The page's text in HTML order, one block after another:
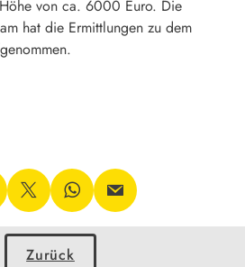
von ca. 6000 Euro. Die
hat die Ermittlungen zu dem
Zurück